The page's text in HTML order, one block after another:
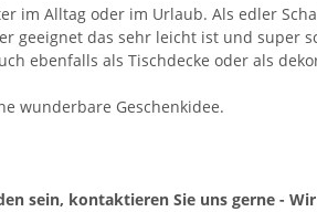
im Alltag oder im Urlaub. Als edler
geeignet das sehr leicht ist und super
ebenfalls als Tischdecke oder als
wunderbare Geschenkidee.
sein, kontaktieren Sie uns gerne -